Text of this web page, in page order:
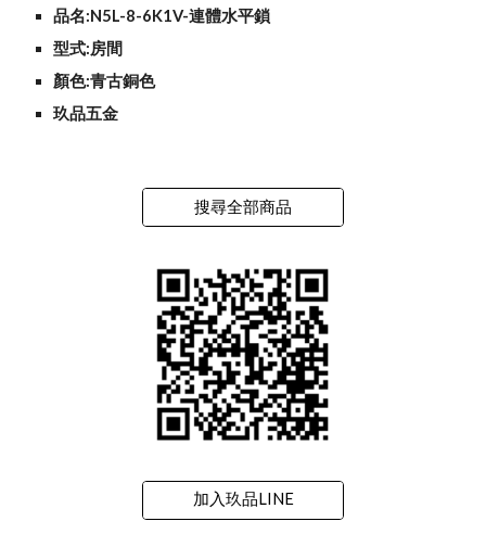
品名:N5L-8-6K1V-連體水平鎖
型式:房間
顏色:青古銅色
玖品五金
搜尋全部商品
加入玖品LINE